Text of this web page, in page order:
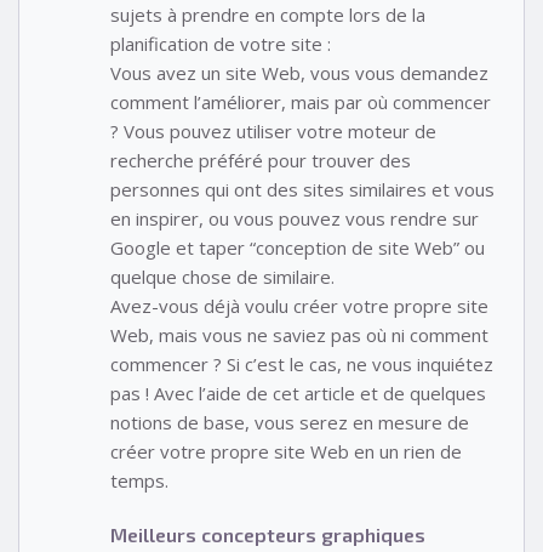
sujets à prendre en compte lors de la
planification de votre site :
Vous avez un site Web, vous vous demandez
comment l’améliorer, mais par où commencer
? Vous pouvez utiliser votre moteur de
recherche préféré pour trouver des
personnes qui ont des sites similaires et vous
en inspirer, ou vous pouvez vous rendre sur
Google et taper “conception de site Web” ou
quelque chose de similaire.
Avez-vous déjà voulu créer votre propre site
Web, mais vous ne saviez pas où ni comment
commencer ? Si c’est le cas, ne vous inquiétez
pas ! Avec l’aide de cet article et de quelques
notions de base, vous serez en mesure de
créer votre propre site Web en un rien de
temps.
Meilleurs concepteurs graphiques